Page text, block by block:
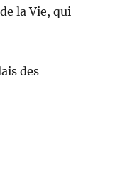
la Vie, qui
des